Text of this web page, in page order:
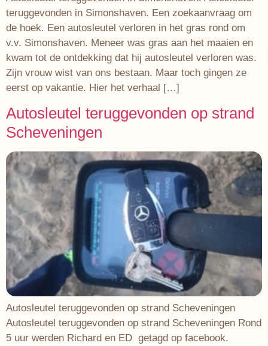
teruggevonden in Simonshaven. Een zoekaanvraag om
de hoek. Een autosleutel verloren in het gras rond om
v.v. Simonshaven. Meneer was gras aan het maaien en
kwam tot de ontdekking dat hij autosleutel verloren was.
Zijn vrouw wist van ons bestaan. Maar toch gingen ze
eerst op vakantie. Hier het verhaal […]
Autosleutel teruggevonden op strand
Scheveningen
Autosleutel teruggevonden op strand Scheveningen
Autosleutel teruggevonden op strand Scheveningen Rond
5 uur werden Richard en ED getagd op facebook.